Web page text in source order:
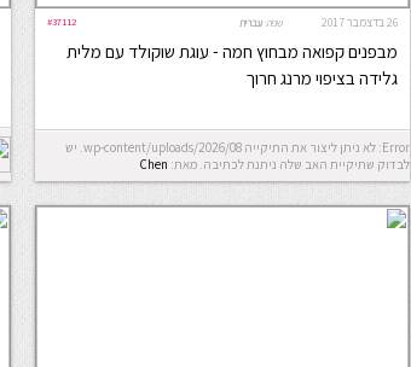
26 בדצמבר 2017 #37112 שפה: עברית
מבפנים קפואה מבחוץ חמה - עוגת שוקולד עם מלית
גלידה בציפוי מרנג חרוך
Error: לא ניתן ליצור את התיקייה wp-content/uploads/2026/08. יש
לבדוק שתיקיית האב שלה ניתנת לכתיבה. מאת: Chen